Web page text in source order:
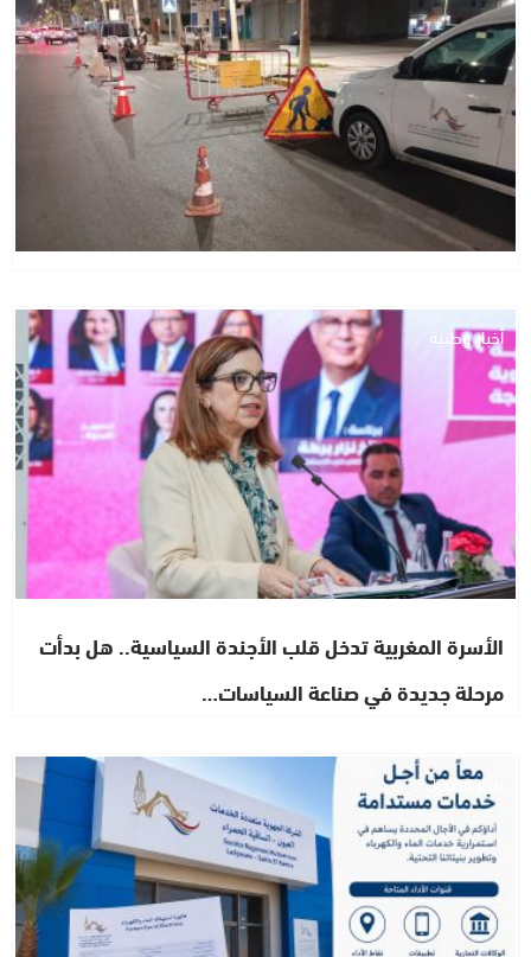
أخبار وطنية
الأسرة المغربية تدخل قلب الأجندة السياسية.. هل بدأت
مرحلة جديدة في صناعة السياسات…
أخبار الصحراء